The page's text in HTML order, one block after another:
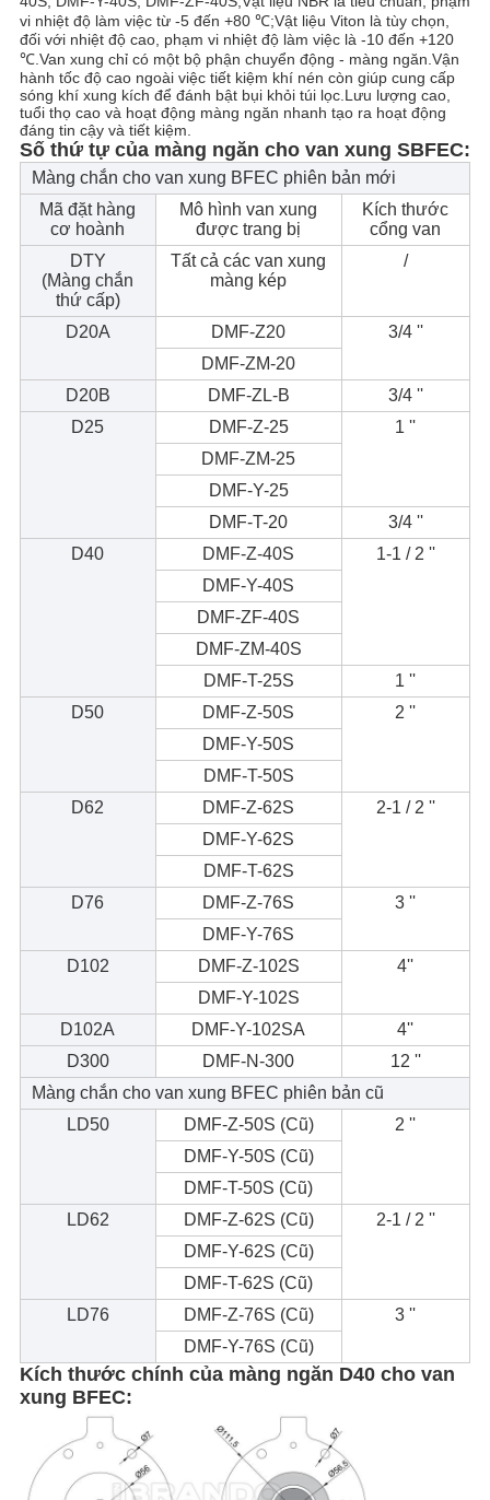
WEB
CHÍNH
SÁCH
BẢO
MẬT
vi nhiệt độ làm việc từ -5 đến +80 ℃;Vật liệu Viton là tùy chọn,
đối với nhiệt độ cao, phạm vi nhiệt độ làm việc là -10 đến +120
℃.Van xung chỉ có một bộ phận chuyển động - màng ngăn.Vận
hành tốc độ cao ngoài việc tiết kiệm khí nén còn giúp cung cấp
sóng khí xung kích để đánh bật bụi khỏi túi lọc.Lưu lượng cao,
tuổi thọ cao và hoạt động màng ngăn nhanh tạo ra hoạt động
đáng tin cậy và tiết kiệm.
Số thứ tự của màng ngăn cho van xung SBFEC:
Màng chắn cho van xung BFEC phiên bản mới
Mã đặt hàng
cơ hoành
Mô hình van xung
được trang bị
Kích thước
cổng van
DTY
(Màng chắn
thứ cấp)
Tất cả các van xung
màng kép
/
D20A DMF-Z20
3/4 ''
DMF-ZM-20
D20B
DMF-ZL-B
3/4 ''
D25
DMF-Z-25
1 ''
DMF-ZM-25
DMF-Y-25
DMF-T-20
3/4 ''
D40
DMF-Z-40S
1-1 / 2 ''
DMF-Y-40S
DMF-ZF-40S
DMF-ZM-40S
DMF-T-25S
1 ''
D50
DMF-Z-50S
2 ''
DMF-Y-50S
DMF-T-50S
D62
DMF-Z-62S
2-1 / 2 ''
DMF-Y-62S
DMF-T-62S
D76
DMF-Z-76S
3 ''
DMF-Y-76S
D102
DMF-Z-102S
4''
DMF-Y-102S
D102A
DMF-Y-102SA
4''
D300
DMF-N-300
12 ''
Màng chắn cho van xung BFEC phiên bản cũ
LD50
DMF-Z-50S (Cũ)
2 ''
DMF-Y-50S (Cũ)
DMF-T-50S (Cũ)
LD62
DMF-Z-62S (Cũ)
2-1 / 2 ''
DMF-Y-62S (Cũ)
DMF-T-62S (Cũ)
LD76
DMF-Z-76S (Cũ)
3 ''
DMF-Y-76S (Cũ)
Kích thước chính của màng ngăn D40 cho van
xung BFEC: